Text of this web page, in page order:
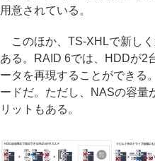
用意されている。
このほか、TS-XHLで新し
ある。RAID 6では、HDDが2
ータを再現することができる
ードだ。ただし、NASの容量
リットもある。